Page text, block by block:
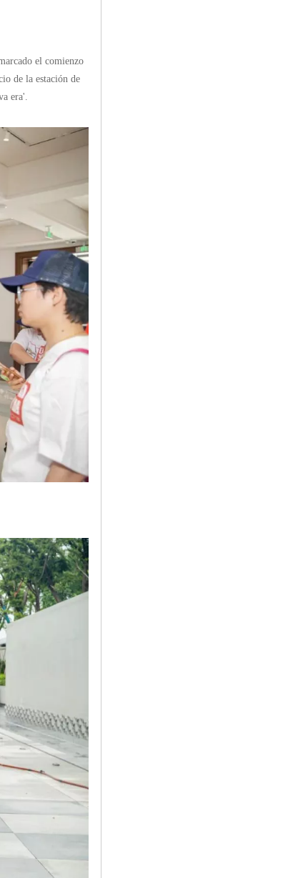
el comienzo
de la estación de
era'.